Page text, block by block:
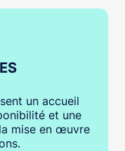
un accueil
et une
mise en œuvre